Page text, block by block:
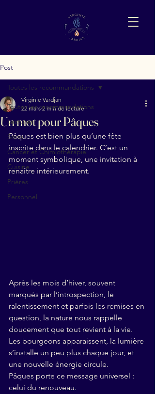
Post
Toutes les recommandations
Lectures
Soins
Cancer et Chimiothérapie
Cuisine
Prières
Personnel
Toutes les recommandations
Un mot pour Pâques
Virginie Vardjan
22 mars 2 min de lecture
Pâques est bien plus qu’une fête
inscrite dans le calendrier. C’est un
moment symbolique, une invitation à
renaître intérieurement.
Après les mois d’hiver, souvent
marqués par l’introspection, le
ralentissement et parfois les remises en
question, la nature nous rappelle
doucement que tout revient à la vie.
Les bourgeons apparaissent, la lumière
s’installe un peu plus chaque jour, et
une nouvelle énergie circule.
Pâques porte ce message universel :
celui du renouveau.